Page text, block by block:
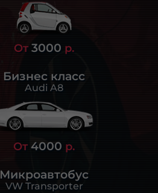
От3000 р.
Бизнес класс
Audi A8
От4000 р.
Микроавтобус
VW Transporter